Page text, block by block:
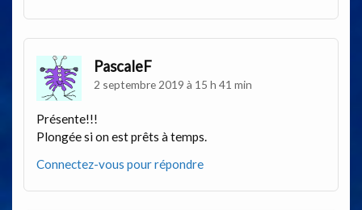
PascaleF
2 septembre 2019 à 15 h 41 min
Présente!!!
Plongée si on est prêts à temps.
Connectez-vous pour répondre